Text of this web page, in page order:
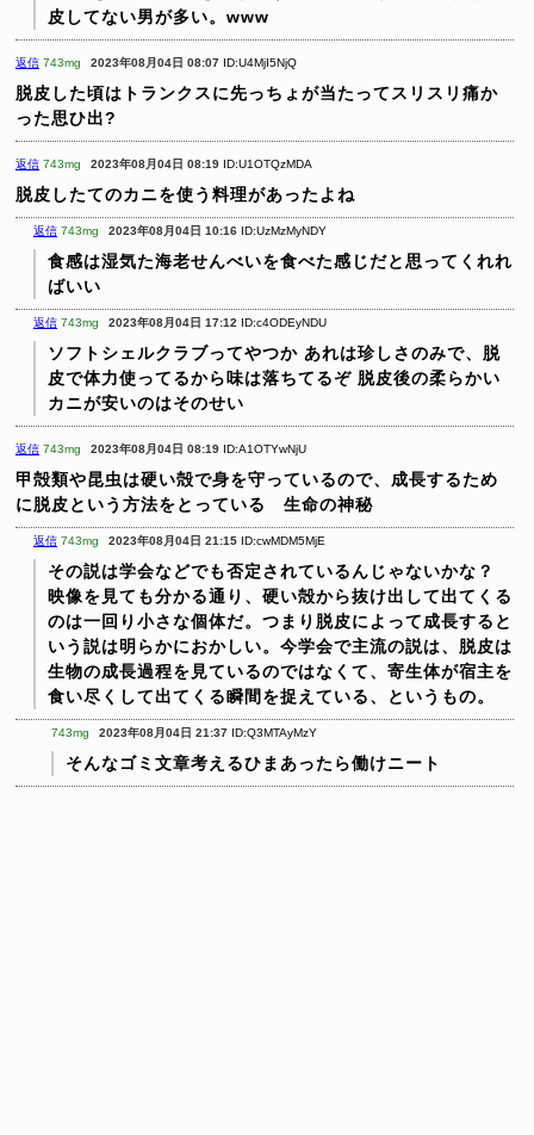
皮してない男が多い。www
返信 743mg 2023年08月04日 08:07 ID:U4MjI5NjQ
脱皮した頃はトランクスに先っちょが当たってスリスリ痛か
った思ひ出?
返信 743mg 2023年08月04日 08:19 ID:U1OTQzMDA
脱皮したてのカニを使う料理があったよね
返信 743mg 2023年08月04日 10:16 ID:UzMzMyNDY
食感は湿気た海老せんべいを食べた感じだと思ってくれれ
ばいい
返信 743mg 2023年08月04日 17:12 ID:c4ODEyNDU
ソフトシェルクラブってやつか あれは珍しさのみで、脱
皮で体力使ってるから味は落ちてるぞ 脱皮後の柔らかい
カニが安いのはそのせい
返信 743mg 2023年08月04日 08:19 ID:A1OTYwNjU
甲殻類や昆虫は硬い殻で身を守っているので、成長するため
に脱皮という方法をとっている 生命の神秘
返信 743mg 2023年08月04日 21:15 ID:cwMDM5MjE
その説は学会などでも否定されているんじゃないかな？
映像を見ても分かる通り、硬い殻から抜け出して出てくる
のは一回り小さな個体だ。つまり脱皮によって成長すると
いう説は明らかにおかしい。今学会で主流の説は、脱皮は
生物の成長過程を見ているのではなくて、寄生体が宿主を
食い尽くして出てくる瞬間を捉えている、というもの。
743mg 2023年08月04日 21:37 ID:Q3MTAyMzY
そんなゴミ文章考えるひまあったら働けニート